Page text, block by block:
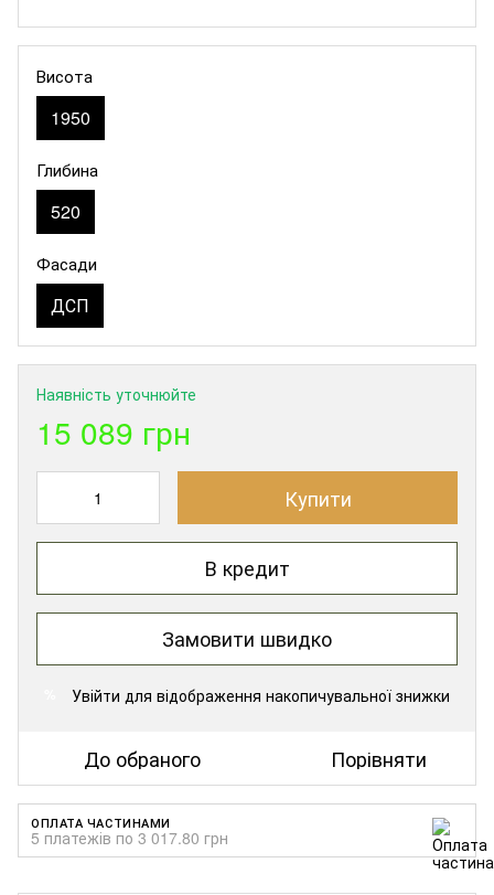
Висота
1950
Глибина
520
Фасади
ДСП
Наявність уточнюйте
15 089 грн
Купити
В кредит
Замовити швидко
Увійти для відображення накопичувальної знижки
До обраного Порівняти
ОПЛАТА ЧАСТИНАМИ
5 платежів по 3 017.80 грн